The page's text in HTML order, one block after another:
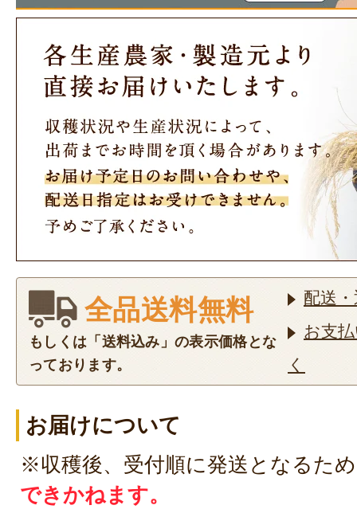
全品送料無料
もしくは「送料込み」の表示価格とな
っております。
配送
お支
く
お届けについて
※収穫後、受付順に発送となるため
できかねます。